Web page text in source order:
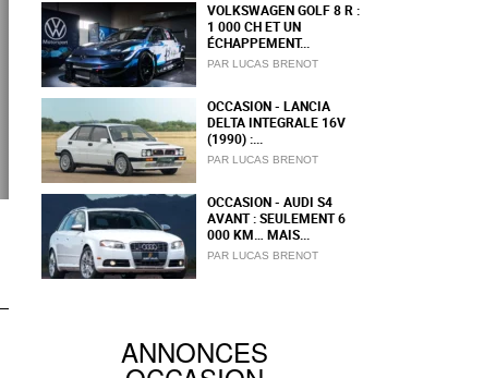
VOLKSWAGEN GOLF 8 R :
1 000 CH ET UN
ÉCHAPPEMENT...
PAR LUCAS BRENOT
OCCASION - LANCIA
DELTA INTEGRALE 16V
(1990) :...
PAR LUCAS BRENOT
OCCASION - AUDI S4
AVANT : SEULEMENT 6
000 KM… MAIS...
PAR LUCAS BRENOT
ANNONCES